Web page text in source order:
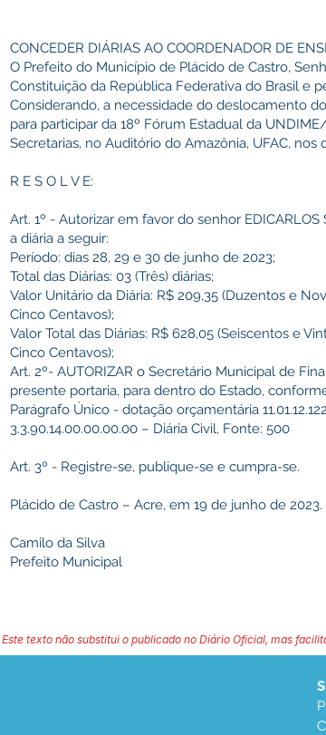
CONCEDER DIÁRIAS AO COORDENADOR DE
O Prefeito do Município de Plácido de Castro,
Constituição da República Federativa do Brasil e
Considerando, a necessidade do deslocamento
para participar da 18º Fórum Estadual da
Secretarias, no Auditório do Amazônia, UFAC, nos
R E S O L V E:
Art. 1º - Autorizar em favor do senhor EDICARLOS
a diária a seguir:
Período: dias 28, 29 e 30 de junho de 2023;
Total das Diárias: 03 (Três) diárias;
Valor Unitário da Diária: R$ 209,35 (Duzentos e
Cinco Centavos);
Valor Total das Diárias: R$ 628,05 (Seiscentos e
Cinco Centavos);
Art. 2º- AUTORIZAR o Secretário Municipal de
presente portaria, para dentro do Estado,
Parágrafo Único - dotação orçamentária
3.3.90.14.00.00.00.00 – Diária Civil, Fonte: 500
Art. 3º - Registre-se, publique-se e cumpra-se.
Plácido de Castro – Acre, em 19 de junho de 2023.
Camilo da Silva
Prefeito Municipal
Este texto não substitui o publicado no Diário Oficial, mas